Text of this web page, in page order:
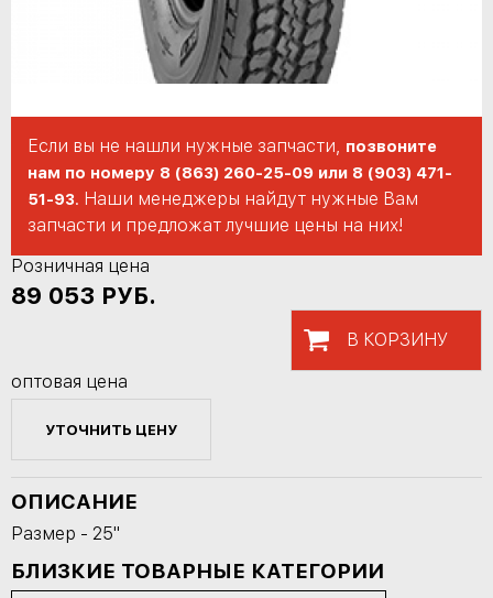
Если вы не нашли нужные запчасти, позвоните
нам по номеру 8 (863) 260-25-09 или 8 (903) 471-
51-93. Наши менеджеры найдут нужные Вам
запчасти и предложат лучшие цены на них!
Розничная цена
89 053 РУБ.
В КОРЗИНУ
оптовая цена
УТОЧНИТЬ ЦЕНУ
ОПИСАНИЕ
Размер - 25"
БЛИЗКИЕ ТОВАРНЫЕ КАТЕГОРИИ